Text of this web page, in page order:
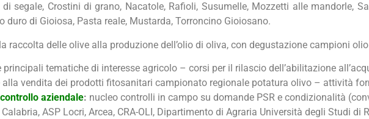
segale, Crostini di grano, Nacatole, Rafioli, Susumelle, Mozzetti alle mandorle,
duro di Gioiosa, Pasta reale, Mustarda, Torroncino Gioiosano.
raccolta delle olive alla produzione dell’olio di oliva, con degustazione campioni
tematiche di interesse agricolo – corsi per il rilascio dell’abilitazione
vendita dei prodotti fitosanitari campionato regionale potatura olivo – attività
aziendale: nucleo controlli in campo su domande PSR e condizionalità
ASP Locri, Arcea, CRA-OLI, Dipartimento di Agraria Università degli Studi di